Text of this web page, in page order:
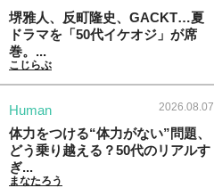
堺雅人、反町隆史、GACKT…夏
ドラマを「50代イケオジ」が席
巻。...
こじらぶ
Human 2026.08.07
体力をつける“体力がない”問題、
どう乗り越える？50代のリアルす
ぎ...
まなたろう